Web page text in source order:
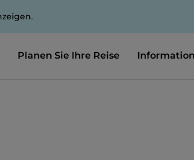
Planen Sie Ihre Reise